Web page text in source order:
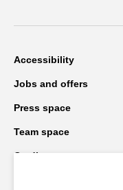
Accessibility
Jobs and offers
Press space
Team space
Credits